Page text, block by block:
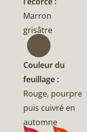
Marron
grisâtre
Couleur du
feuillage :
Rouge, pourpre
puis cuivré en
automne